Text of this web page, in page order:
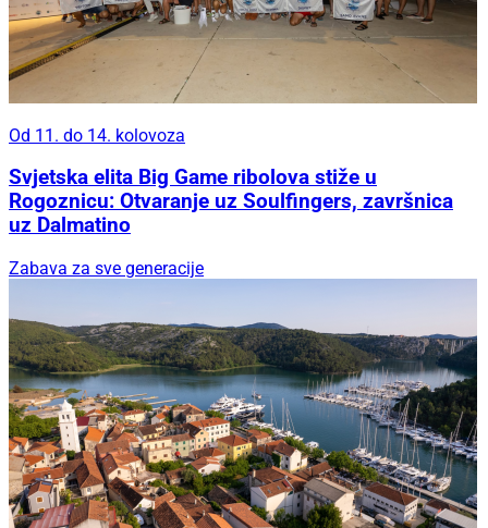
Od 11. do 14. kolovoza
Svjetska elita Big Game ribolova stiže u
Rogoznicu: Otvaranje uz Soulfingers, završnica
uz Dalmatino
Zabava za sve generacije